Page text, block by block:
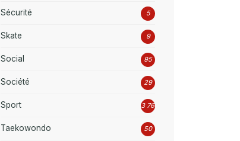
Sécurité 5
Skate 9
Social 95
Société 29
Sport 3 769
Taekowondo 50